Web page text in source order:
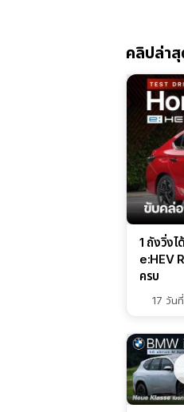
คลิปล่าสุ
1 ถังวิ่ง
e:HEV
ครบ
17 วัน